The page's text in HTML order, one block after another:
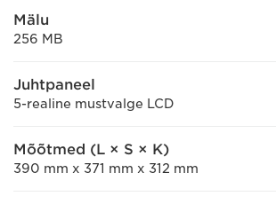
Mälu
256 MB
Juhtpaneel
5-realine mustvalge LCD
Mõõtmed (L × S × K)
390 mm x 371 mm x 312 mm